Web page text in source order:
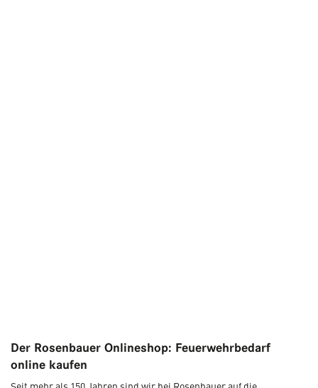
Der Rosenbauer Onlineshop: Feuerwehrbedarf
online kaufen